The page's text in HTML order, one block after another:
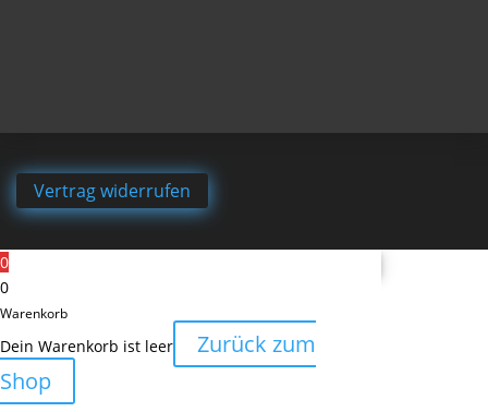
Vertrag widerrufen
0
0
Warenkorb
Dein Warenkorb ist leer
Zurück zum
Shop